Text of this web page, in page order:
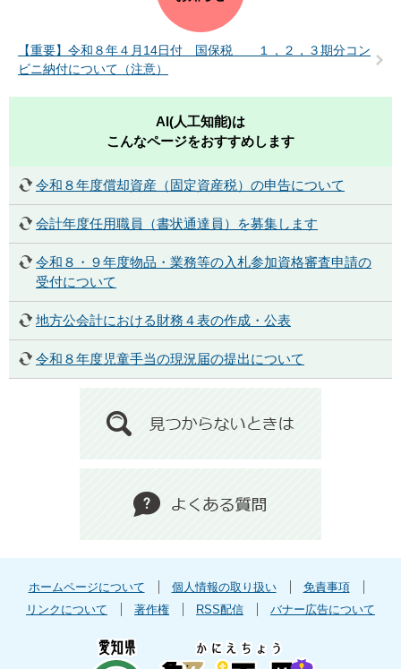
【重要】令和８年４月14日付 国保税 １，２，３期分コン
ビニ納付について（注意）
AI(人工知能)は
こんなページをおすすめします
令和８年度償却資産（固定資産税）の申告について
会計年度任用職員（書状通達員）を募集します
令和８・９年度物品・業務等の入札参加資格審査申請の
受付について
地方公会計における財務４表の作成・公表
令和８年度児童手当の現況届の提出について
ホームページについて 個人情報の取り扱い
免責事項
リンクについて
著作権 RSS配信 バナー広告について